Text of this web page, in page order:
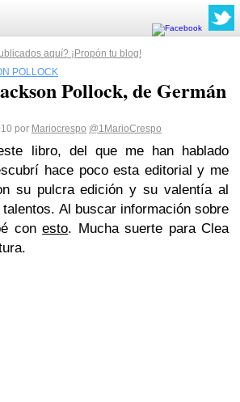
aquí? ¡Propón tu blog!
POLLOCK
Pollock, de Germán
por Mariocrespo @1MarioCrespo
libro, del que me han hablado
hace poco esta editorial y me
su pulcra edición y su valentía al
Al buscar información sobre
conesto. Mucha suerte para Clea